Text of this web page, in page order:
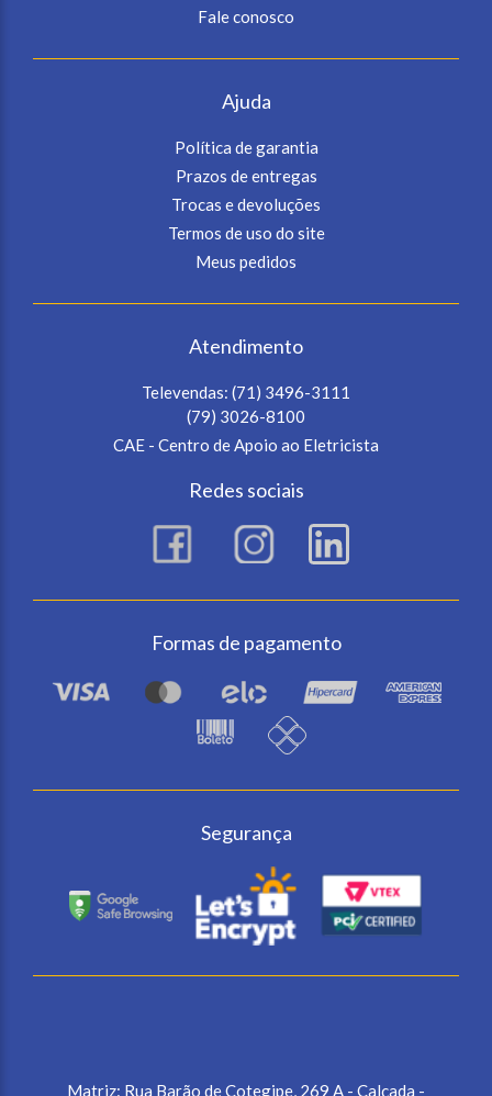
Fale conosco
Ajuda
Política de garantia
Prazos de entregas
Trocas e devoluções
Termos de uso do site
Meus pedidos
Atendimento
Televendas: (71) 3496-3111
(79) 3026-8100
CAE - Centro de Apoio ao Eletricista
Redes sociais
Formas de pagamento
Segurança
Matriz: Rua Barão de Cotegipe, 269 A - Calçada -